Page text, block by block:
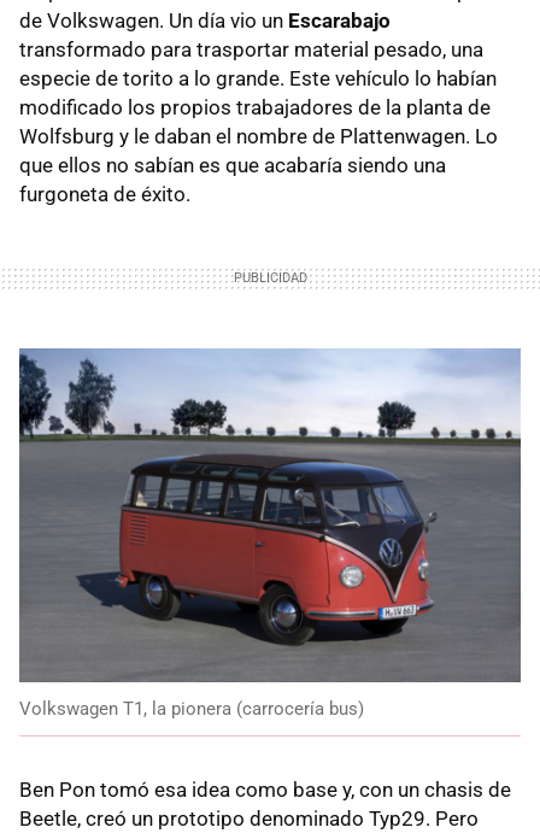
de Volkswagen. Un día vio un Escarabajo
transformado para trasportar material pesado, una
especie de torito a lo grande. Este vehículo lo habían
modificado los propios trabajadores de la planta de
Wolfsburg y le daban el nombre de Plattenwagen. Lo
que ellos no sabían es que acabaría siendo una
furgoneta de éxito.
Volkswagen T1, la pionera (carrocería bus)
Ben Pon tomó esa idea como base y, con un chasis de
Beetle, creó un prototipo denominado Typ29. Pero